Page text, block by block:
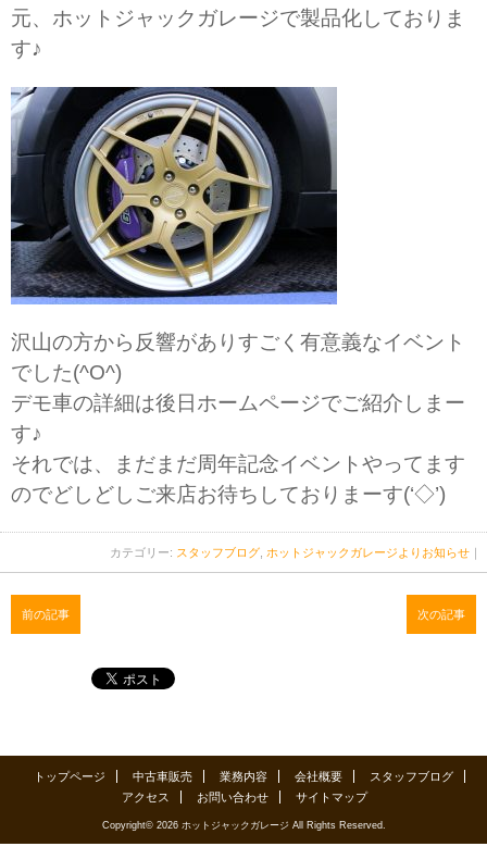
元、ホットジャックガレージで製品化しておりま
す♪
沢山の方から反響がありすごく有意義なイベント
でした(^O^)
デモ車の詳細は後日ホームページでご紹介しまー
す♪
それでは、まだまだ周年記念イベントやってます
のでどしどしご来店お待ちしておりまーす(‘◇’)ゞ
カテゴリー: スタッフブログ ホットジャックガレージよりお知らせ ｜
前の記事 次の記事
トップページ 中古車販売 業務内容 会社概要
スタッフブログ
アクセス
お問い合わせ サイトマップ
Copyright© 2026 ホットジャックガレージ All Rights Reserved.